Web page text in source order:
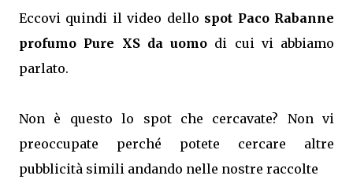
Eccovi quindi il video dello spot Paco Rabanne
profumo Pure XS da uomo di cui vi abbiamo
parlato.
Non è questo lo spot che cercavate? Non vi
preoccupate perché potete cercare altre
pubblicità simili andando nelle nostre raccolte